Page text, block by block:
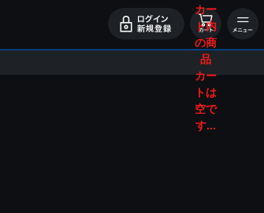
カー
ト内
の商
品
カー
トは
空で
す...